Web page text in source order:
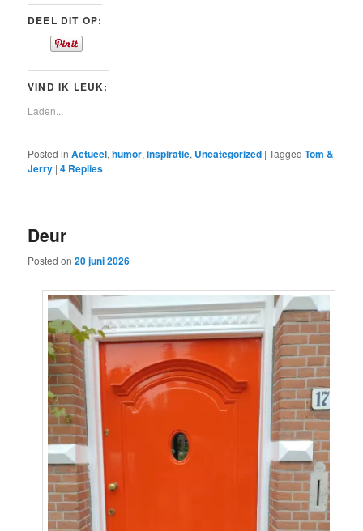
DEEL DIT OP:
VIND IK LEUK:
Laden...
Posted in Actueel,humor,inspiratie, Uncategorized |Tagged Tom &
Jerry |4 Replies
Deur
Posted on20 juni 2026